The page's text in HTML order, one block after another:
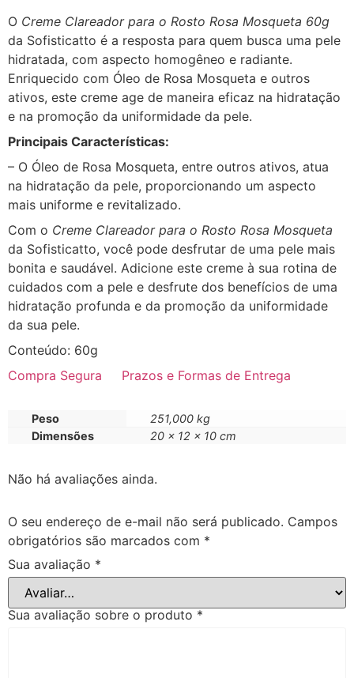
O Creme Clareador para o Rosto Rosa Mosqueta 60g
da Sofisticatto é a resposta para quem busca uma pele
hidratada, com aspecto homogêneo e radiante.
Enriquecido com Óleo de Rosa Mosqueta e outros
ativos, este creme age de maneira eficaz na hidratação
e na promoção da uniformidade da pele.
Principais Características:
– O Óleo de Rosa Mosqueta, entre outros ativos, atua
na hidratação da pele, proporcionando um aspecto
mais uniforme e revitalizado.
Com o Creme Clareador para o Rosto Rosa Mosqueta
da Sofisticatto, você pode desfrutar de uma pele mais
bonita e saudável. Adicione este creme à sua rotina de
cuidados com a pele e desfrute dos benefícios de uma
hidratação profunda e da promoção da uniformidade
da sua pele.
Conteúdo: 60g
Compra Segura
Prazos e Formas de Entrega
Peso
251,000 kg
Dimensões
20 × 12 × 10 cm
Não há avaliações ainda.
O seu endereço de e-mail não será publicado. Campos
obrigatórios são marcados com *
Sua avaliação *
Sua avaliação sobre o produto *